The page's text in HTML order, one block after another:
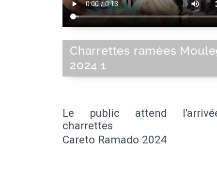
Charrettes ramées
2024 1
Le public attend
charrettes
Careto Ramado 2024